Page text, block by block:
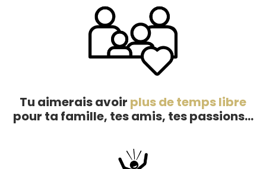
Tu aimerais avoir plus de temps libre
pour ta famille, tes amis, tes passions...